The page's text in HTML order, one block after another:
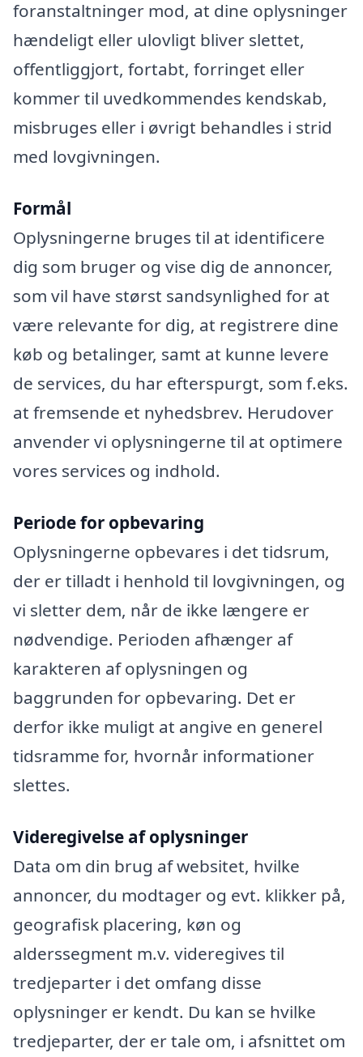
foranstaltninger mod, at dine oplysninger
hændeligt eller ulovligt bliver slettet,
offentliggjort, fortabt, forringet eller
kommer til uvedkommendes kendskab,
misbruges eller i øvrigt behandles i strid
med lovgivningen.
Formål
Oplysningerne bruges til at identificere
dig som bruger og vise dig de annoncer,
som vil have størst sandsynlighed for at
være relevante for dig, at registrere dine
køb og betalinger, samt at kunne levere
de services, du har efterspurgt, som f.eks.
at fremsende et nyhedsbrev. Herudover
anvender vi oplysningerne til at optimere
vores services og indhold.
Periode for opbevaring
Oplysningerne opbevares i det tidsrum,
der er tilladt i henhold til lovgivningen, og
vi sletter dem, når de ikke længere er
nødvendige. Perioden afhænger af
karakteren af oplysningen og
baggrunden for opbevaring. Det er
derfor ikke muligt at angive en generel
tidsramme for, hvornår informationer
slettes.
Videregivelse af oplysninger
Data om din brug af websitet, hvilke
annoncer, du modtager og evt. klikker på,
geografisk placering, køn og
alderssegment m.v. videregives til
tredjeparter i det omfang disse
oplysninger er kendt. Du kan se hvilke
tredjeparter, der er tale om, i afsnittet om